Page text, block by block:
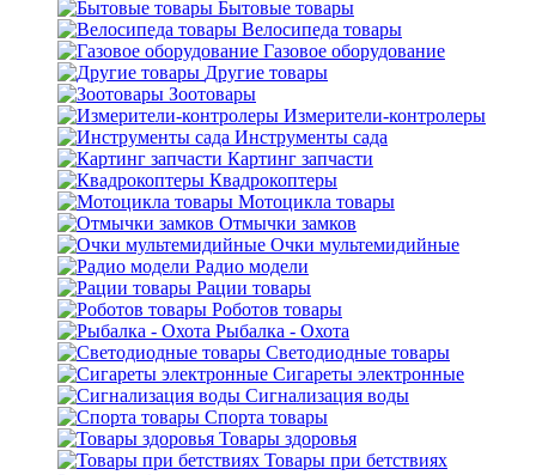
Бытовые товары
Велосипеда товары
Газовое оборудование
Другие товары
Зоотовары
Измерители-контролеры
Инструменты сада
Картинг запчасти
Квадрокоптеры
Мотоцикла товары
Отмычки замков
Очки мультемидийные
Радио модели
Рации товары
Роботов товары
Рыбалка - Охота
Светодиодные товары
Сигареты электронные
Сигнализация воды
Спорта товары
Товары здоровья
Товары при бетствиях